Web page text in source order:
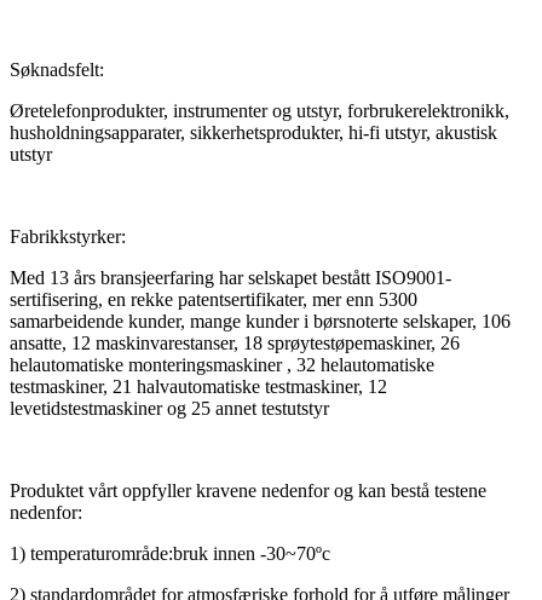
Søknadsfelt:
Øretelefonprodukter, instrumenter og utstyr, forbrukerelektronikk,
husholdningsapparater, sikkerhetsprodukter, hi-fi utstyr, akustisk
utstyr
Fabrikkstyrker:
Med 13 års bransjeerfaring har selskapet bestått ISO9001-
sertifisering, en rekke patentsertifikater, mer enn 5300
samarbeidende kunder, mange kunder i børsnoterte selskaper, 106
ansatte, 12 maskinvarestanser, 18 sprøytestøpemaskiner, 26
helautomatiske monteringsmaskiner , 32 helautomatiske
testmaskiner, 21 halvautomatiske testmaskiner, 12
levetidstestmaskiner og 25 annet testutstyr
Produktet vårt oppfyller kravene nedenfor og kan bestå testene
nedenfor:
1) temperaturområde:bruk innen -30~70ºc
2) standardområdet for atmosfæriske forhold for å utføre målinger